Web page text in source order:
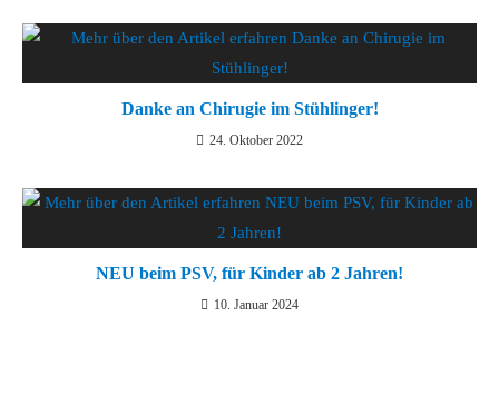
Danke an Chirugie im Stühlinger!
24. Oktober 2022
NEU beim PSV, für Kinder ab 2 Jahren!
10. Januar 2024